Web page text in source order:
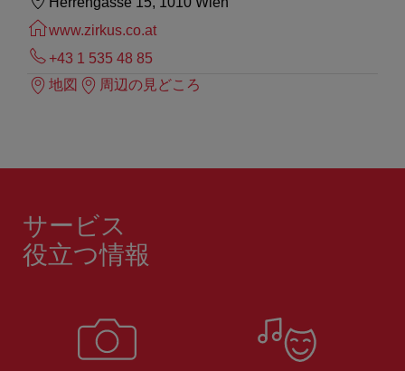
www.zirkus.co.at
+43 1 535 48 85
地図
周辺の見どころ
サービス
役立つ情報